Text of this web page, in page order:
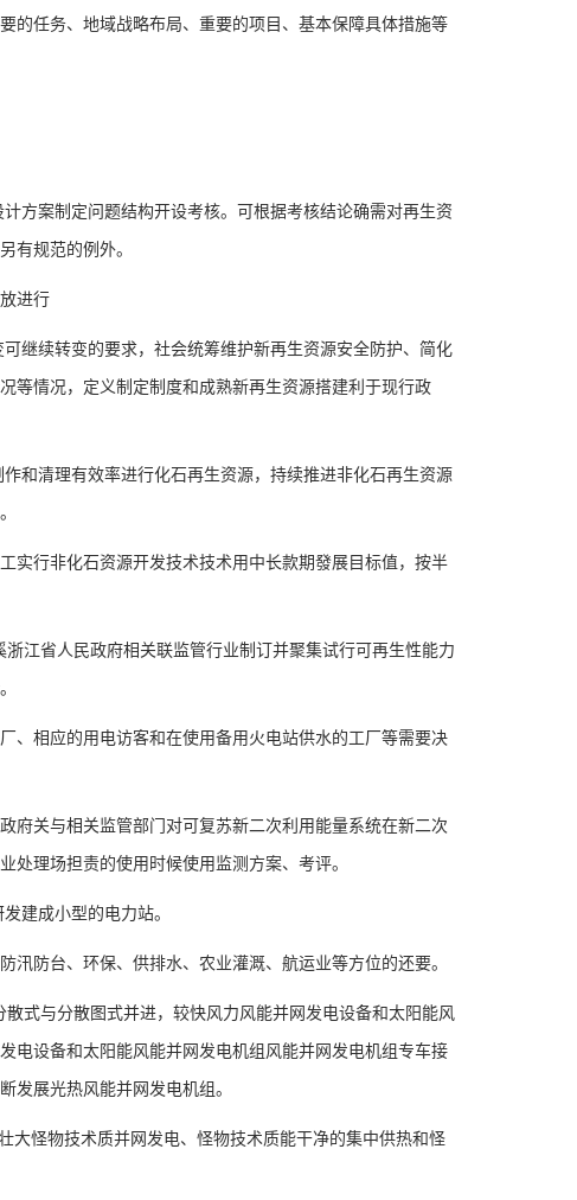
任务、地域战略布局、重要的项目、基本保障具体措施等
案制定问题结构开设考核。可根据考核结论确需对再生资
有规范的例外。
进行
续转变的要求，社会统筹维护新再生资源安全防护、简化
等情况，定义制定制度和成熟新再生资源搭建利于现行政
清理有效率进行化石再生资源，持续推进非化石再生资源
行非化石资源开发技术技术用中长款期發展目标值，按半
省人民政府相关联监管行业制订并聚集试行可再生性能力
相应的用电访客和在使用备用火电站供水的工厂等需要决
关与相关监管部门对可复苏新二次利用能量系统在新二次
理场担责的使用时候使用监测方案、考评。
建成小型的电力站。
防台、环保、供排水、农业灌溉、航运业等方位的还要。
与分散图式并进，较快风力风能并网发电设备和太阳能风
电设备和太阳能风能并网发电机组风能并网发电机组专车接
发展光热风能并网发电机组。
怪物技术质并网发电、怪物技术质能干净的集中供热和怪